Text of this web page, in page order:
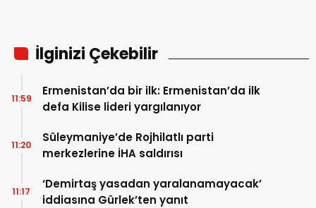
İlginizi Çekebilir
Ermenistan’da bir ilk: Ermenistan’da ilk
defa Kilise lideri yargılanıyor
11:59
Süleymaniye’de Rojhilatlı parti
merkezlerine İHA saldırısı
11:20
‘Demirtaş yasadan yaralanamayacak’
iddiasına Gürlek’ten yanıt
11:17